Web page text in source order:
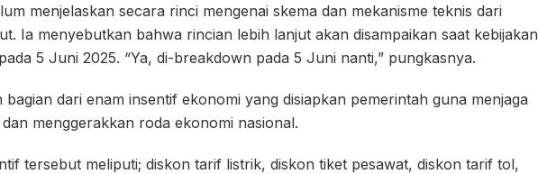
menjelaskan secara rinci mengenai skema dan mekanisme teknis dari
Ia menyebutkan bahwa rincian lebih lanjut akan disampaikan saat kebijakan
5 Juni 2025. “Ya, di-breakdown pada 5 Juni nanti,” pungkasnya.
bagian dari enam insentif ekonomi yang disiapkan pemerintah guna menjaga
menggerakkan roda ekonomi nasional.
tersebut meliputi; diskon tarif listrik, diskon tiket pesawat, diskon tarif tol,